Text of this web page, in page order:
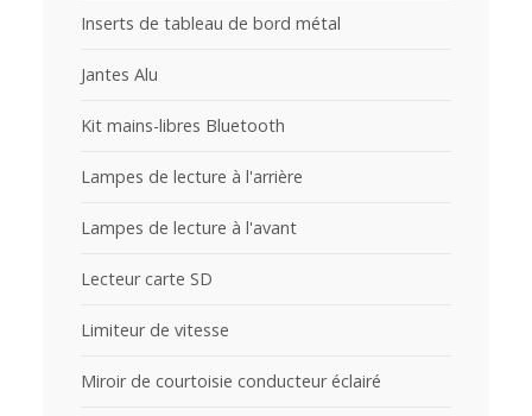
Inserts de tableau de bord métal
Jantes Alu
Kit mains-libres Bluetooth
Lampes de lecture à l'arrière
Lampes de lecture à l'avant
Lecteur carte SD
Limiteur de vitesse
Miroir de courtoisie conducteur éclairé